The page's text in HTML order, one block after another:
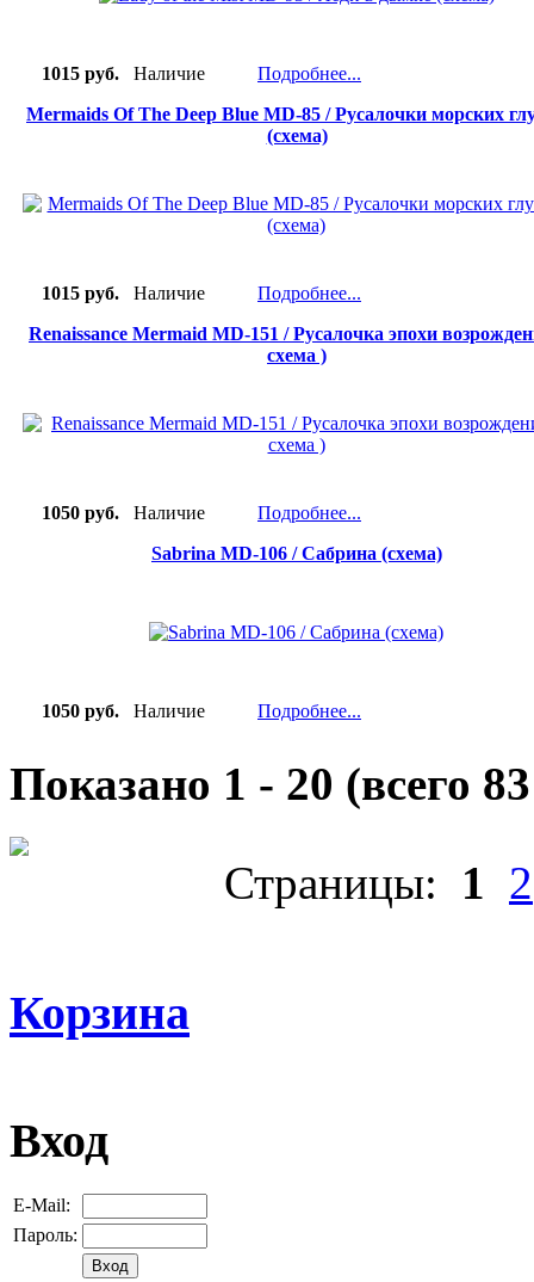
1015 руб. Наличие
Подробнее...
Mermaids Of The Deep Blue MD-85 / Русалочки морских
(схема)
1015 руб. Наличие
Подробнее...
Renaissance Mermaid MD-151 / Русалочка эпохи
схема )
1050 руб. Наличие
Подробнее...
Sabrina MD-106 / Сабрина (схема)
1050 руб. Наличие Подробнее...
Показано 1 - 20 (всего 83
Страницы: 1 2
Корзина
Вход
E-Mail:
Пароль: